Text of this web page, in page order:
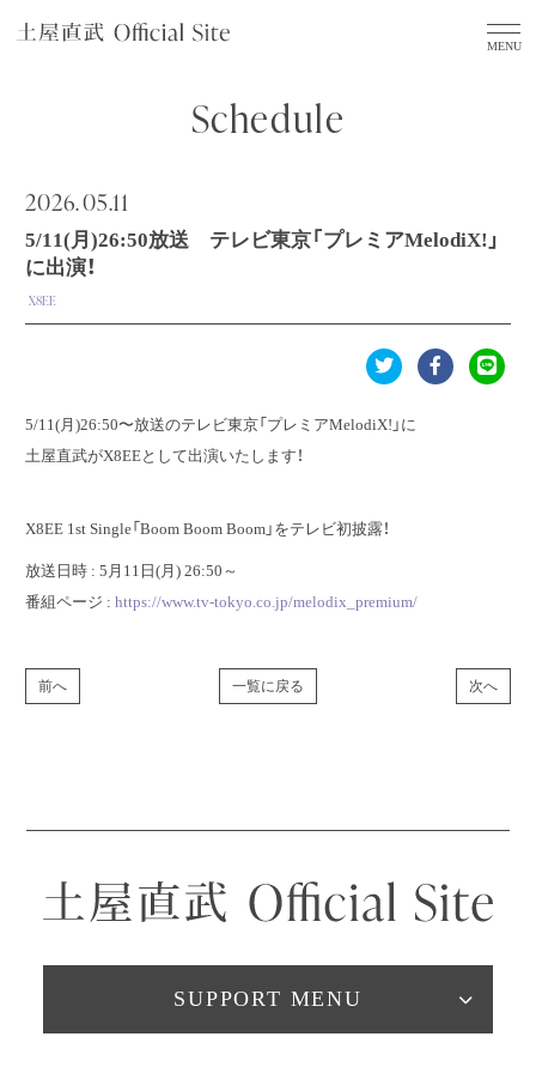
Schedule
2026.05.11
5/11(月)26:50放送 テレビ東京「プレミアMelodiX!」
に出演！
X8EE
5/11(月)26:50〜放送のテレビ東京「プレミアMelodiX!」に
土屋直武がX8EEとして出演いたします！
X8EE 1st Single「Boom Boom Boom」をテレビ初披露！
放送日時 : 5月11日(月) 26:50～
番組ページ : https://www.tv-tokyo.co.jp/melodix_premium/
前へ 一覧に戻る 次へ
SUPPORT MENU